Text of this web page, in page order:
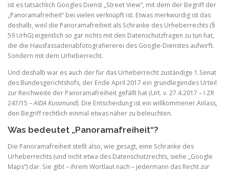
ist es tatsächlich Googles Dienst „Street View“, mit dem der Begriff der
„Panoramafreiheit“ bei vielen verknüpft ist. Etwas merkwürdig ist das
deshalb, weil die Panoramafreiheit als Schranke des Urheberrechts (§
59 UrhG) eigentlich so gar nichts mit den Datenschutzfragen zu tun hat,
die die Hausfassadenabfotografiererei des Google-Dienstes aufwirft.
Sondern mit dem Urheberrecht.
Und deshalb war es auch der für das Urheberrecht zuständige 1.Senat
des Bundesgerichtshofs, der Ende April 2017 ein grundlegendes Urteil
zur Reichweite der Panoramafreiheit gefällt hat (Urt. v. 27.4.2017 – I ZR
247/15 –AIDA Kussmund). Die Entscheidung ist ein willkommener Anlass,
den Begriff rechtlich einmal etwas näher zu beleuchten.
Was bedeutet „Panoramafreiheit“?
Die Panoramafreiheit stellt also, wie gesagt, eine Schranke des
Urheberrechts (und nicht etwa des Datenschutzrechts, siehe „Google
Maps“) dar. Sie gibt – ihrem Wortlaut nach – jedermann das Recht zur